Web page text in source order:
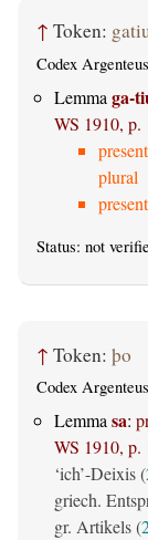
↑ Token:
Codex
Lemma ga-
WS 1910, p.
plural
Status: not
↑ Token: þo
Codex
Lemmasa:
WS 1910, p.
‘ich’-Deixis (
griech.
gr. Artikels (